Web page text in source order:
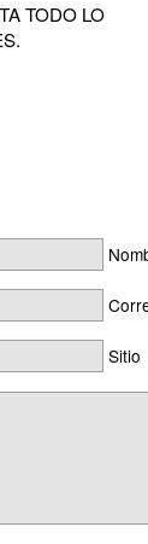
TODO LO
Sitio